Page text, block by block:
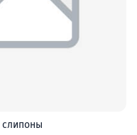
слипоны